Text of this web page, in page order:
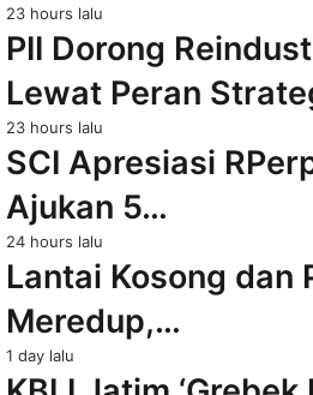
23 hours lalu
PII Dorong
Lewat Peran
23 hours lalu
SCI Apresiasi
Ajukan 5…
24 hours lalu
Lantai Kosong dan
Meredup,…
1 day lalu